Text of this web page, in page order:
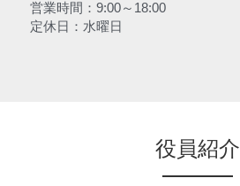
営業時間：9:00～18:00
定休日：水曜日
役員紹介